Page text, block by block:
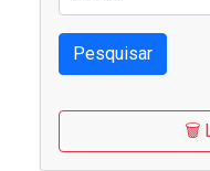
Pesquisar
🗑️